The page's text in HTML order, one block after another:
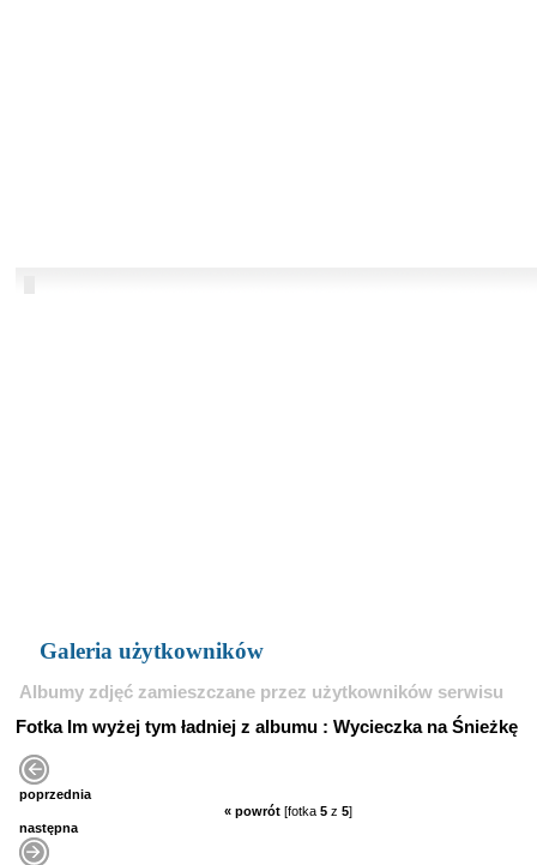
Galeria użytkowników
Albumy zdjęć zamieszczane przez użytkowników serwisu
Fotka Im wyżej tym ładniej z albumu : Wycieczka na Śnieżkę
poprzednia
« powrót [fotka 5 z 5]
następna